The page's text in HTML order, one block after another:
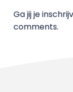
Ga jij je
comments.